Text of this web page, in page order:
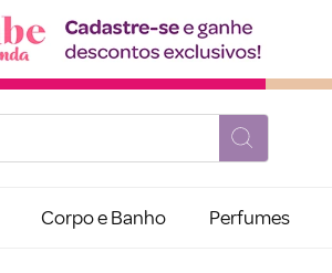
Corpo e Banho Perfumes